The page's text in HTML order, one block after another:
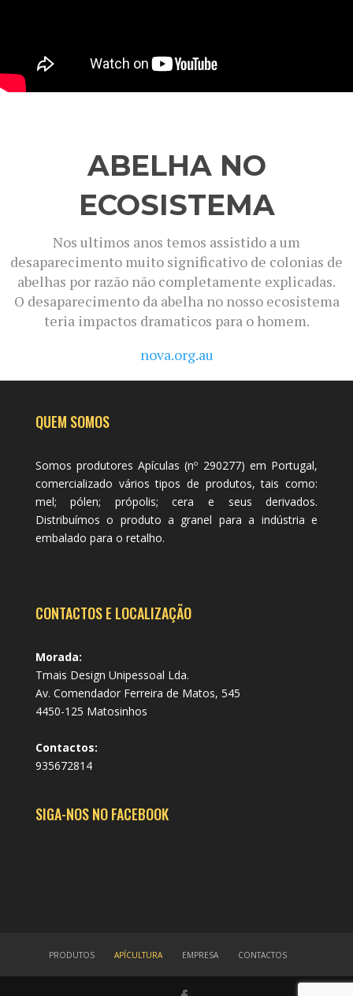
ABELHA NO
ECOSISTEMA
Nos ultimos anos temos assistido a um
desaparecimento muito significativo de colonias de
abelhas por razão não completamente explicadas.
O desaparecimento da abelha no nosso ecosistema
teria impactos dramaticos para o homem.
nova.org.au
QUEM SOMOS
Somos produtores Apículas (nº 290277) em Portugal,
comercializado vários tipos de produtos, tais como:
mel; pólen; própolis; cera e seus derivados.
Distribuímos o produto a granel para a indústria e
embalado para o retalho.
CONTACTOS E LOCALIZAÇÃO
Morada:
Tmais Design Unipessoal Lda.
Av. Comendador Ferreira de Matos, 545
4450-125 Matosinhos
Contactos:
935672814
SIGA-NOS NO FACEBOOK
PRODUTOS APÍCULTURA EMPRESA CONTACTOS